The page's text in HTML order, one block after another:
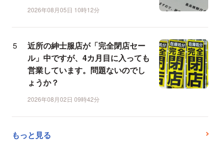
2026年08月05日 10時12分
近所の紳士服店が「完全閉店セー
ル」中ですが、4カ月目に入っても
営業しています。問題ないのでし
ょうか？
2026年08月02日 09時42分
もっと見る